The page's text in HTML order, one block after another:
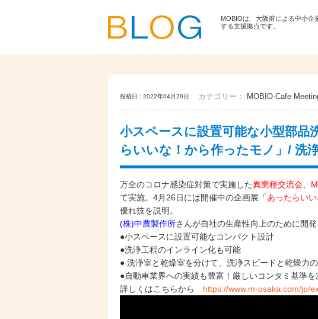
MOBIOは、大阪府による中小企
する支援拠点です。
投稿日 : 2022年04月29日 カテゴリー： MOBIO-Cafe
小スペースに設置可能な小型部品
らいいな！から作ったモノ」/ 洗
万全のコロナ感染症対策で実施した異業種交流会、
て実施。 4月26日には開催中の企画展「あったらい
優れ技を説明。
(株)中農製作所さんが自社の生産性向上のために開
●小スペースに設置可能なコンパクト設計
●洗浄工程のインライン化も可能
● 洗浄室と乾燥室を分けて、洗浄スピードと乾燥力
●自動車業界への実績も豊富！厳しいコンタミ基準を
詳しくはこちらから https://www.m-osaka.com/jp/